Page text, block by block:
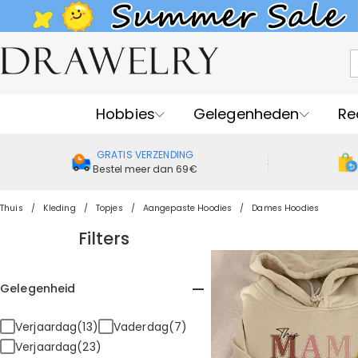
Hobbies Gelegenheden
GRATIS VERZENDING
Bestel meer dan 69€
Thuis Kleding Topjes Aangepaste Hoodies Dames Hoodies
Filters
Gelegenheid
Verjaardag(13)
Vaderdag(7)
Verjaardag(23)